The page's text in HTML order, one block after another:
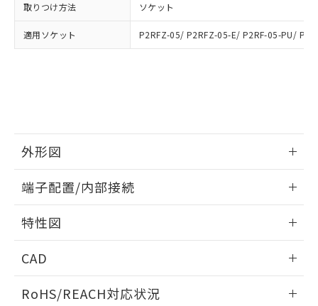
取りつけ方法 ソケット
適用ソケット P2RFZ-05/ P2RFZ-05-E/ P2RF-05-PU/
外形図
外形図
端子配置/内部接続
端子配置/内部接続
特性図
開閉容量
CAD
ドすることができます。
RoHS/REACH対応状況
の共同利用に関して"
の「1.共同利
用者の範囲」に記載されている法人を
指します。
51物質の非含有証明書（当社基準）
るもので、過去に遡って非含有を証明する
既に当社にて対応品への在庫切替を完了
していることから、特段のことがない限
り、2022年1月12日より割愛しておりま